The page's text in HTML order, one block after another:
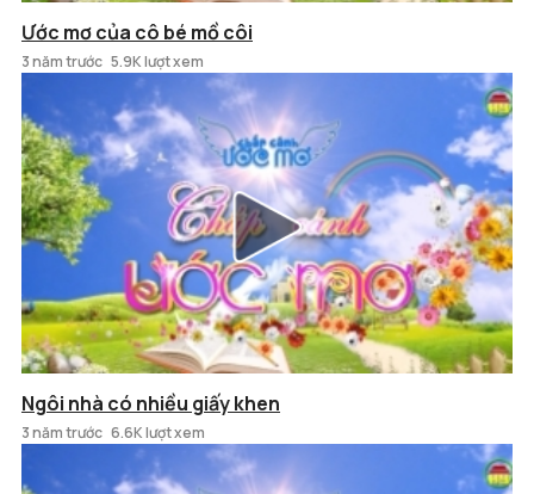
Ước mơ của cô bé mồ côi
3 năm trước 5.9K lượt xem
Ngôi nhà có nhiều giấy khen
3 năm trước 6.6K lượt xem